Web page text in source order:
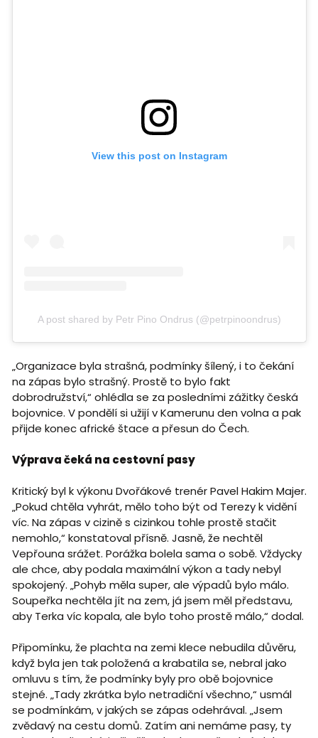
View this post on Instagram
A post shared by Petr Pino Ondrus (@petrpinoondrus)
„Organizace byla strašná, podmínky šílený, i to čekání
na zápas bylo strašný. Prostě to bylo fakt
dobrodružství,“ ohlédla se za posledními zážitky česká
bojovnice. V pondělí si užijí v Kamerunu den volna a pak
přijde konec africké štace a přesun do Čech.
Výprava čeká na cestovní pasy
Kritický byl k výkonu Dvořákové trenér Pavel Hakim Majer.
„Pokud chtěla vyhrát, mělo toho být od Terezy k vidění
víc. Na zápas v cizině s cizinkou tohle prostě stačit
nemohlo,“ konstatoval přísně. Jasně, že nechtěl
Vepřouna srážet. Porážka bolela sama o sobě. Vždycky
ale chce, aby podala maximální výkon a tady nebyl
spokojený. „Pohyb měla super, ale výpadů bylo málo.
Soupeřka nechtěla jít na zem, já jsem měl představu,
aby Terka víc kopala, ale bylo toho prostě málo,“ dodal.
Připomínku, že plachta na zemi klece nebudila důvěru,
když byla jen tak položená a krabatila se, nebral jako
omluvu s tím, že podmínky byly pro obě bojovnice
stejné. „Tady zkrátka bylo netradiční všechno,“ usmál
se podmínkám, v jakých se zápas odehrával. „Jsem
zvědavý na cestu domů. Zatím ani nemáme pasy, ty